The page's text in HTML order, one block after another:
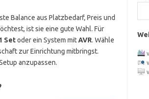
Balance aus Platzbedarf, Preis und
ist sie eine gute Wahl. Für
Setoder ein System mitAVR. Wähle
zur Einrichtung mitbringst.
anzupassen.